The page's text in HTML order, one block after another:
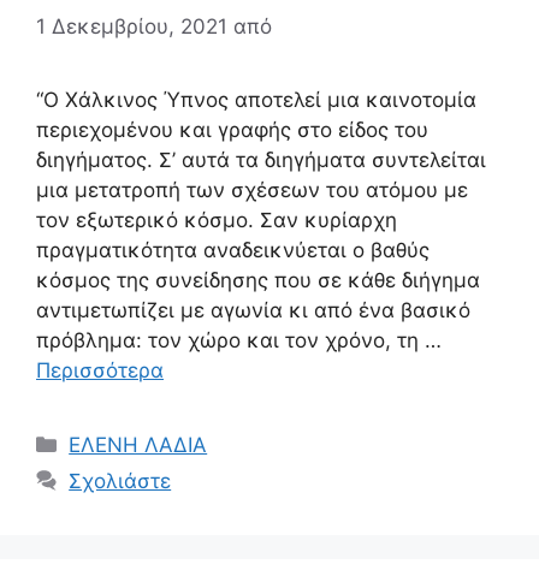
1 Δεκεμβρίου, 2021 από
“Ο Χάλκινος Ύπνος αποτελεί μια καινοτομία
περιεχομένου και γραφής στο είδος του
διηγήματος. Σ’ αυτά τα διηγήματα συντελείται
μια μετατροπή των σχέσεων του ατόμου με
τον εξωτερικό κόσμο. Σαν κυρίαρχη
πραγματικότητα αναδεικνύεται ο βαθύς
κόσμος της συνείδησης που σε κάθε διήγημα
αντιμετωπίζει με αγωνία κι από ένα βασικό
πρόβλημα: τον χώρο και τον χρόνο, τη …
Περισσότερα
Κατηγορίες
ΕΛΕΝΗ ΛΑΔΙΑ
Σχολιάστε